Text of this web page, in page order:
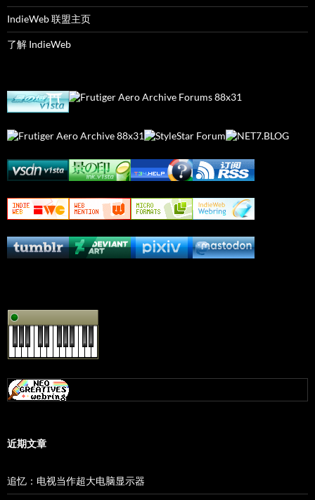
IndieWeb 联盟主页
了解 IndieWeb
近期文章
追忆：电视当作超大电脑显示器